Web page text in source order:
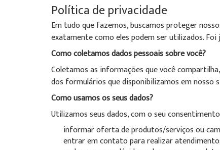
Política de privacidade
Em tudo que fazemos, buscamos proteger
exatamente como eles podem ser utilizados.
Como coletamos dados pessoais sobre você?
Coletamos as informações que você
dos formulários que disponibilizamos em nosso
Como usamos os seus dados?
Utilizamos seus dados, com o seu
informar oferta de produtos/serviços ou
entrar em contato para realizar